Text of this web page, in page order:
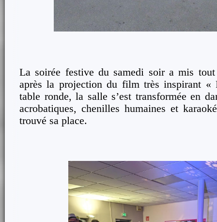
La soirée festive du samedi soir a mis
après la projection du film très inspirant «
table ronde, la salle s’est transformée en
acrobatiques, chenilles humaines et
trouvé sa place.